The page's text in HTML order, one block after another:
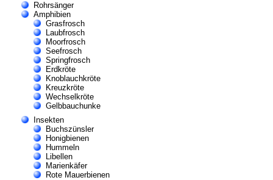
Rohrsänger
Amphibien
Grasfrosch
Laubfrosch
Moorfrosch
Seefrosch
Springfrosch
Erdkröte
Knoblauchkröte
Kreuzkröte
Wechselkröte
Gelbbauchunke
Insekten
Buchszünsler
Honigbienen
Hummeln
Libellen
Marienkäfer
Rote Mauerbienen